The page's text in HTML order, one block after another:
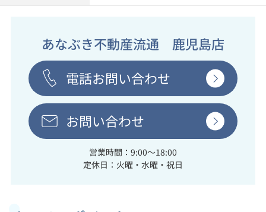
あなぶき不動産流通 鹿児島店
電話お問い合わせ
お問い合わせ
営業時間：9:00～18:00
定休日：火曜・水曜・祝日